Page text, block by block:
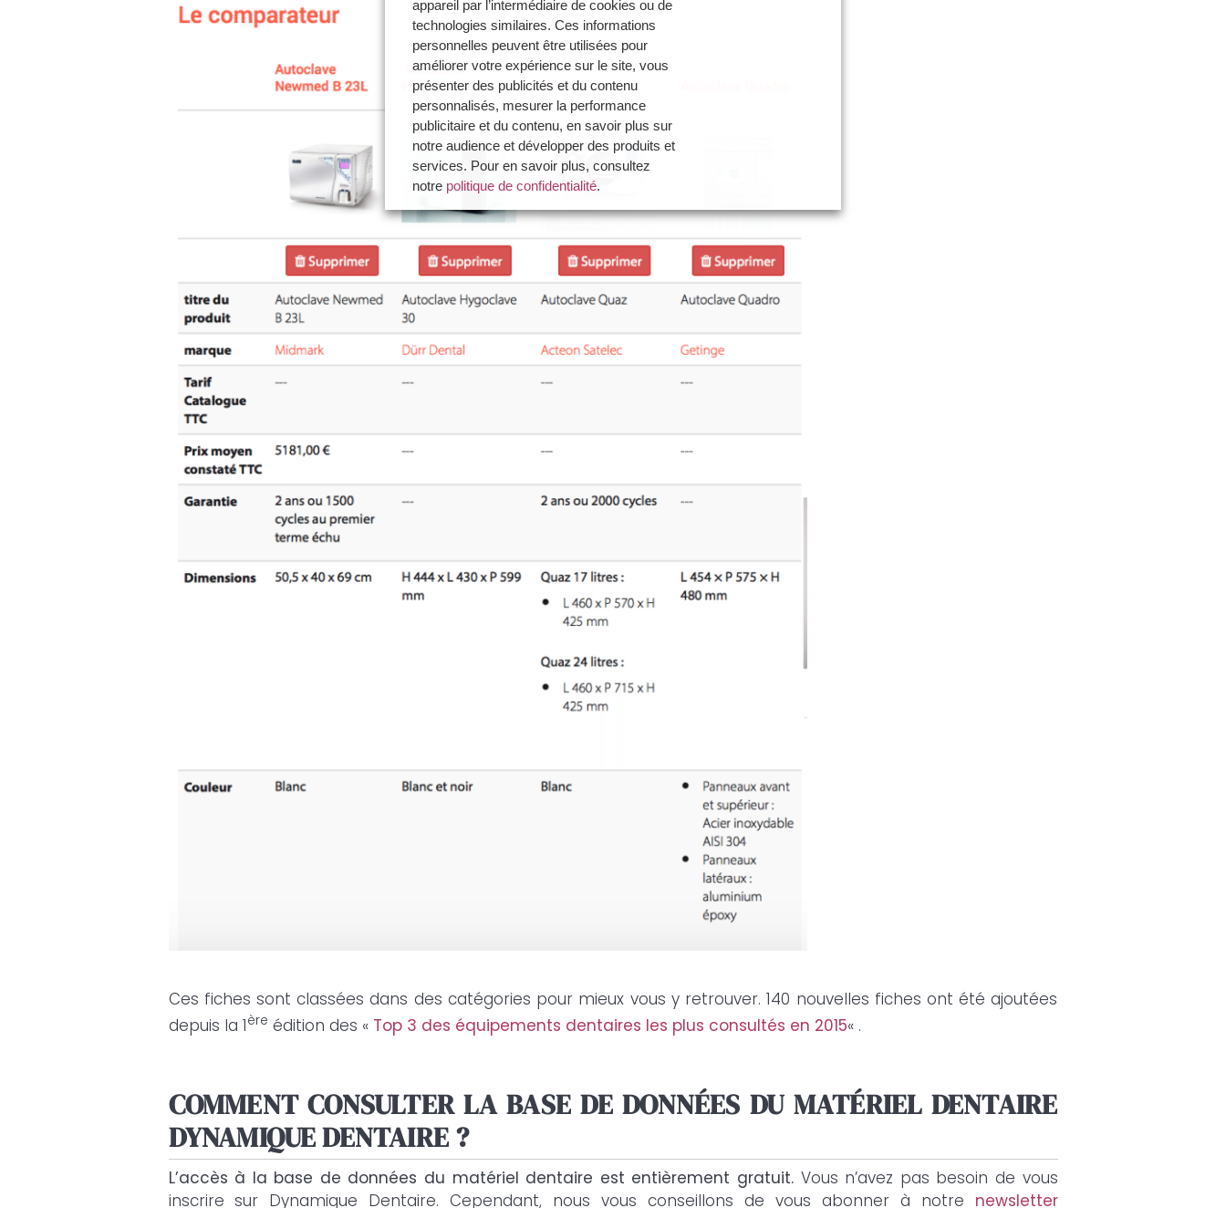
Ces fiches sont classées dans des catégories pour mieux vous y retrouver. 140 nouvelles fiches ont été ajoutées
depuis la 1ère édition des « Top 3 des équipements dentaires les plus consultés en 2015« .
COMMENT CONSULTER LA BASE DE DONNÉES DU MATÉRIEL DENTAIRE
DYNAMIQUE DENTAIRE ?
L’accès à la base de données du matériel dentaire est entièrement gratuit.Vous n’avez pas besoin de vous
inscrire sur Dynamique Dentaire. Cependant, nous vous conseillons de vous abonner à notre newsletter
appareil par l’intermédiaire de cookies ou de
technologies similaires. Ces informations
personnelles peuvent être utilisées pour
améliorer votre expérience sur le site, vous
présenter des publicités et du contenu
personnalisés, mesurer la performance
publicitaire et du contenu, en savoir plus sur
notre audience et développer des produits et
services. Pour en savoir plus, consultez
notre politique de confidentialité.
Vous avez la possibilité de :
- Accepter la politique de confidentialité de
Dynamique Dentaire et ses partenaires en
professionnel de santé et accepte la politique
de confidentialité"
- Paramétrer vos choix pour accepter les
cookies ou non en cliquant sur le bouton "Je
souhaite Gérer mes préférences"
Je certifie être un professionnel de santé et